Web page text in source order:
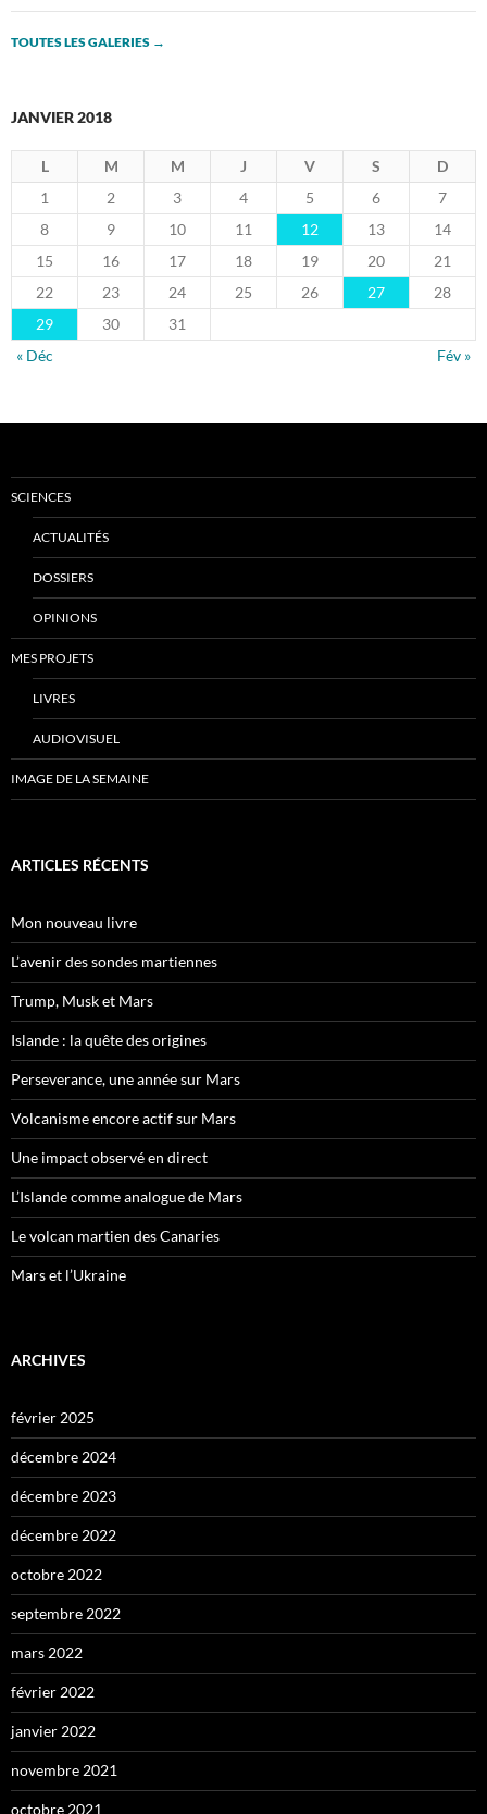
TOUTES LES GALERIES →
JANVIER 2018
L M M J V S
D
1
2 3 4 5 6
7
8
9 10 11 12 13
14
15
16 17 18 19 20
21
22
23 24 25 26 27
28
29
30
31
« Déc
Fév »
SCIENCES
ACTUALITÉS
DOSSIERS
OPINIONS
MES PROJETS
LIVRES
AUDIOVISUEL
IMAGE DE LA SEMAINE
ARTICLES RÉCENTS
Mon nouveau livre
L’avenir des sondes martiennes
Trump, Musk et Mars
Islande : la quête des origines
Perseverance, une année sur Mars
Volcanisme encore actif sur Mars
Une impact observé en direct
L’Islande comme analogue de Mars
Le volcan martien des Canaries
Mars et l’Ukraine
ARCHIVES
février 2025
décembre 2024
décembre 2023
décembre 2022
octobre 2022
septembre 2022
mars 2022
février 2022
janvier 2022
novembre 2021
octobre 2021